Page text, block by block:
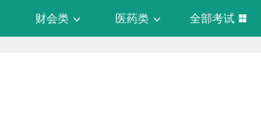
财会类 医药类 全部考试